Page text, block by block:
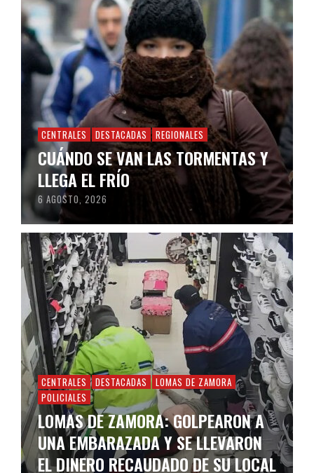
CENTRALES DESTACADAS REGIONALES
CUÁNDO SE VAN LAS TORMENTAS Y
LLEGA EL FRÍO
6 AGOSTO, 2026
CENTRALES DESTACADAS
LOMAS DE ZAMORA
POLICIALES
LOMAS DE ZAMORA: GOLPEARON A
UNA EMBARAZADA Y SE LLEVARON
EL DINERO RECAUDADO DE SU LOCAL